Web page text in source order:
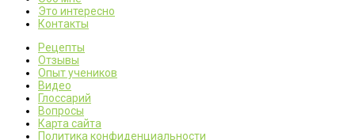
Это интересно
Контакты
Рецепты
Отзывы
Опыт учеников
Видео
Глоссарий
Вопросы
Карта сайта
Политика конфиденциальности